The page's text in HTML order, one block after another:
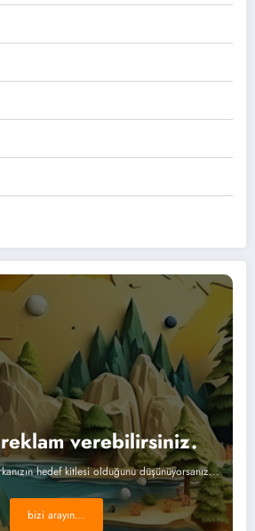
verebilirsiniz.
hedef kitlesi olduğunu düşünüyorsanız...
bizi arayın...